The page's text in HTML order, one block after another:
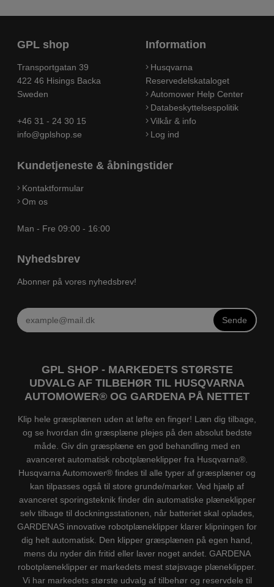
GPL shop
Transportgatan 39
422 46 Hisings Backa
Sweden
+46 31 - 24 30 15
info@gplshop.se
Information
Husqvarna
Reservedelskataloget
Automower Help Center
Databeskyttelsespolitik
Vilkår & info
Log ind
Kundetjeneste & åbningstider
Kontaktformular
Om os
Man - Fre 09:00 - 16:00
Nyhedsbrev
Abonner på vores nyhedsbrev!
Sende
GPL SHOP - MARKEDETS STØRSTE
UDVALG AF TILBEHØR TIL HUSQVARNA
AUTOMOWER® OG GARDENA PÅ NETTET
Klip hele græsplænen uden at løfte en finger! Læn dig tilbage,
og se hvordan din græsplæne plejes på den absolut bedste
måde. Giv din græsplæne en god behandling med en
avanceret automatisk robotplæneklipper fra Husqvarna®.
Husqvarna Automower® findes til alle typer af græsplæner og
kan tilpasses også til store grunde/marker. Ved hjælp af
avanceret sporingsteknik finder din automatiske plæneklipper
selv tilbage til dockningsstationen, når batteriet skal oplades,
GARDENAS innovative robotplæneklipper klarer klipningen for
dig helt automatisk. Den klipper græsplænen på egen hand,
mens du nyder din fritid eller laver noget andet. GARDENA
robotplæneklipper er markedets mest støjsvage plæneklipper.
Vi har markedets største udvalg af tilbehør og reservdele til